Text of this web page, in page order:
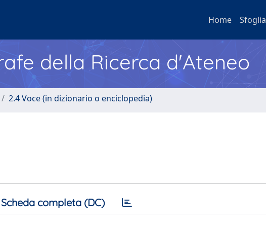
Home Sfoglia
della Ricerca d'Ateneo
2.4 Voce (in dizionario o enciclopedia)
Scheda completa (DC)